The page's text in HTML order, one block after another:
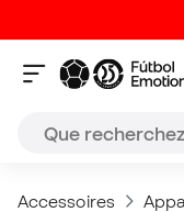
Accessoires